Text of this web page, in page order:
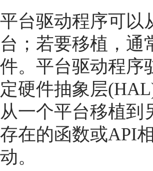
平台驱动程序可以
台；若要移植，通
件。平台驱动程序
定硬件抽象层
从一个平台移植到
存在的函数或API
动。